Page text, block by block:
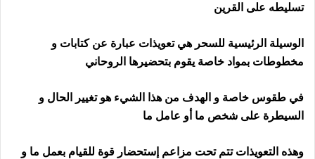
تسليطه على القرين
الوسيلة الرئيسية للسحر هي تعويذات عبارة عن كتابات و
مخطوطات بمواد خاصة يقوم بتحضيرها الروحاني
في طقوس خاصة و الهدف من هذا الشيء هو تغيير الحال و
السيطرة على شخص ما أو عامل ما
وهذه التعويذات تتم تحت مزاعم إستحضار قوة للقيام بعمل ما و